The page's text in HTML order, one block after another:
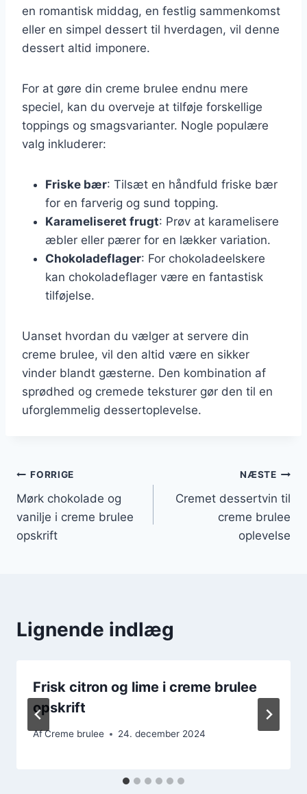
en romantisk middag, en festlig sammenkomst
eller en simpel dessert til hverdagen, vil denne
dessert altid imponere.
For at gøre din creme brulee endnu mere
speciel, kan du overveje at tilføje forskellige
toppings og smagsvarianter. Nogle populære
valg inkluderer:
Friske bær: Tilsæt en håndfuld friske bær
for en farverig og sund topping.
Karameliseret frugt: Prøv at karamelisere
æbler eller pærer for en lækker variation.
Chokoladeflager: For chokoladeelskere
kan chokoladeflager være en fantastisk
tilføjelse.
Uanset hvordan du vælger at servere din
creme brulee, vil den altid være en sikker
vinder blandt gæsterne. Den kombination af
sprødhed og cremede teksturer gør den til en
uforglemmelig dessertoplevelse.
Indlægsnavigation
FORRIGE
Mørk chokolade og
vanilje i creme brulee
opskrift
NÆSTE
Cremet dessertvin til
creme brulee
oplevelse
Lignende indlæg
Frisk citron og lime i creme brulee
opskrift
AfCreme brulee 24. december 2024